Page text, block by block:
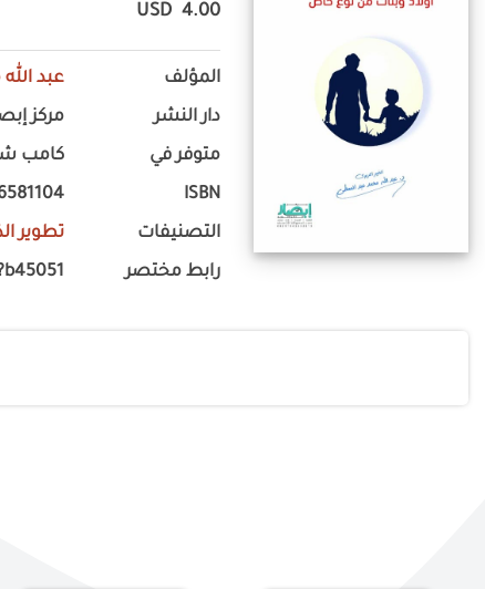
4.00
USD
المؤلف عبد
دار النشر مركز
متوفر في كامب
ISBN
التصنيفات تطوير
رابط مختصر